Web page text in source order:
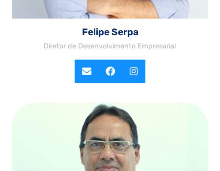
Felipe Serpa
Diretor de Desenvolvimento Empresarial